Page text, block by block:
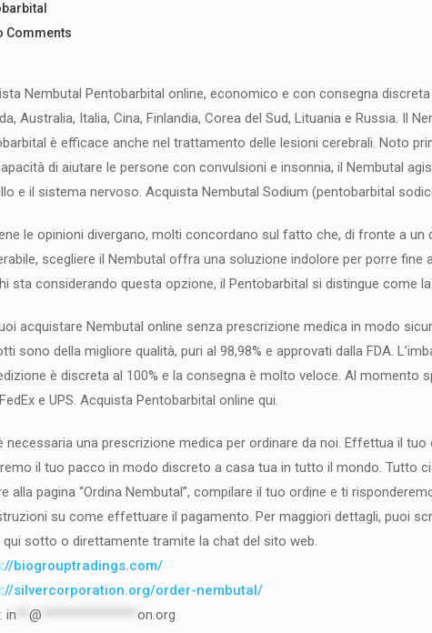
Comments
Nembutal Pentobarbital online, economico e con consegna discreta
Australia, Italia, Cina, Finlandia, Corea del Sud, Lituania e Russia. Il
è efficace anche nel trattamento delle lesioni cerebrali. Noto
di aiutare le persone con convulsioni e insonnia, il Nembutal
e il sistema nervoso. Acquista Nembutal Sodium (pentobarbital
le opinioni divergano, molti concordano sul fatto che, di fronte a un
scegliere il Nembutal offra una soluzione indolore per porre fine
sta considerando questa opzione, il Pentobarbital si distingue come
acquistare Nembutal online senza prescrizione medica in modo
sono della migliore qualità, puri al 98,98% e approvati dalla FDA.
è discreta al 100% e la consegna è molto veloce. Al momento
e UPS. Acquista Pentobarbital online qui.
necessaria una prescrizione medica per ordinare da noi. Effettua il tuo
il tuo pacco in modo discreto a casa tua in tutto il mondo. Tutto
alla pagina “Ordina Nembutal”, compilare il tuo ordine e ti
su come effettuare il pagamento. Per maggiori dettagli, puoi
qui sotto o direttamente tramite la chat del sito web.
biogrouptradings.com/
silvercorporation.org/order-nembutal/
in **@ ***************on.org